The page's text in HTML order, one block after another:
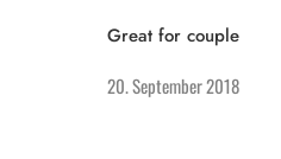
Great for couple
20. September 2018